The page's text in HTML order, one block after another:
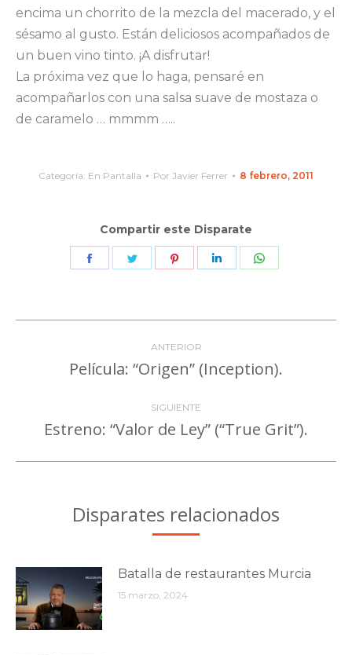
encima un chorrito de la mezcla del macerado, y el
sésamo al gusto. Están deliciosos acompañados de
un buen vino tinto. ¡A disfrutar!
La próxima vez que lo haga, pensaré en
acompañarlos con una salsa suave de mostaza o
de caramelo … mmmm …..
Categoría: En Pantalla Por Javier Ferrer 8 febrero, 2011
Compartir este Disparate
Share
Share
Share
Share
Navegación
entre
publicaciones
ANTERIOR
Publicación
Película: “Origen” (Inception).
SIGUIENTE
Publicación
Estreno: “Valor de Ley” (“True Grit”).
Disparates relacionados
Batalla de restaurantes Murcia
15 marzo, 2024